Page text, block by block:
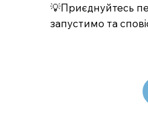
💡Приєднуйтесь
запустимо та